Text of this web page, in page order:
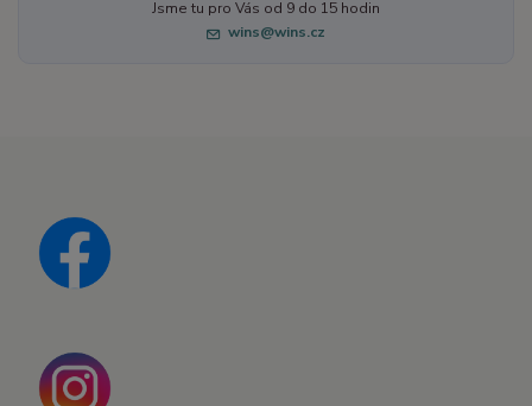
Jsme tu pro Vás od 9 do 15 hodin
wins@wins.cz